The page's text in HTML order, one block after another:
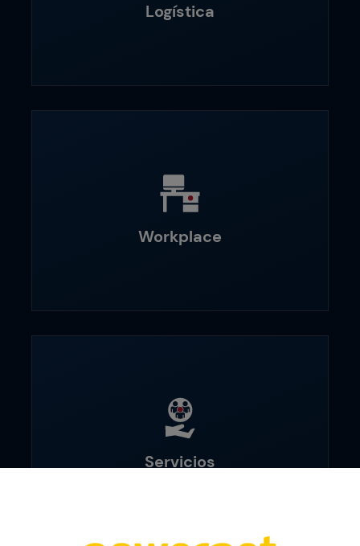
Logística
Workplace
Servicios